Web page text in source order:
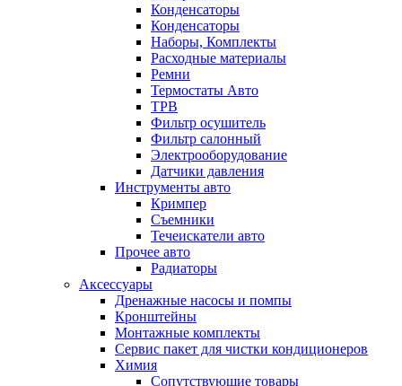
Конденсаторы
Конденсаторы
Наборы, Комплекты
Расходные материалы
Ремни
Термостаты Авто
ТРВ
Фильтр осушитель
Фильтр салонный
Электрооборудование
Датчики давления
Инструменты авто
Кримпер
Съемники
Течеискатели авто
Прочее авто
Радиаторы
Аксессуары
Дренажные насосы и помпы
Кронштейны
Монтажные комплекты
Сервис пакет для чистки кондиционеров
Химия
Сопутствующие товары